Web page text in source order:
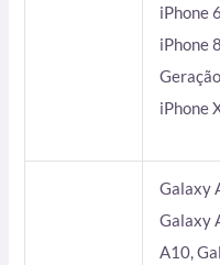
iPhone
iPhone
iPhone
Galaxy
Galaxy
A10,